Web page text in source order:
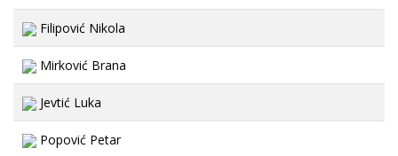
Filipović Nikola
Mirković Brana
Jevtić Luka
Popović Petar